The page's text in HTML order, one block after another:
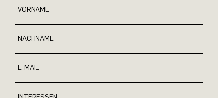
VORNAME
NACHNAME
E-MAIL